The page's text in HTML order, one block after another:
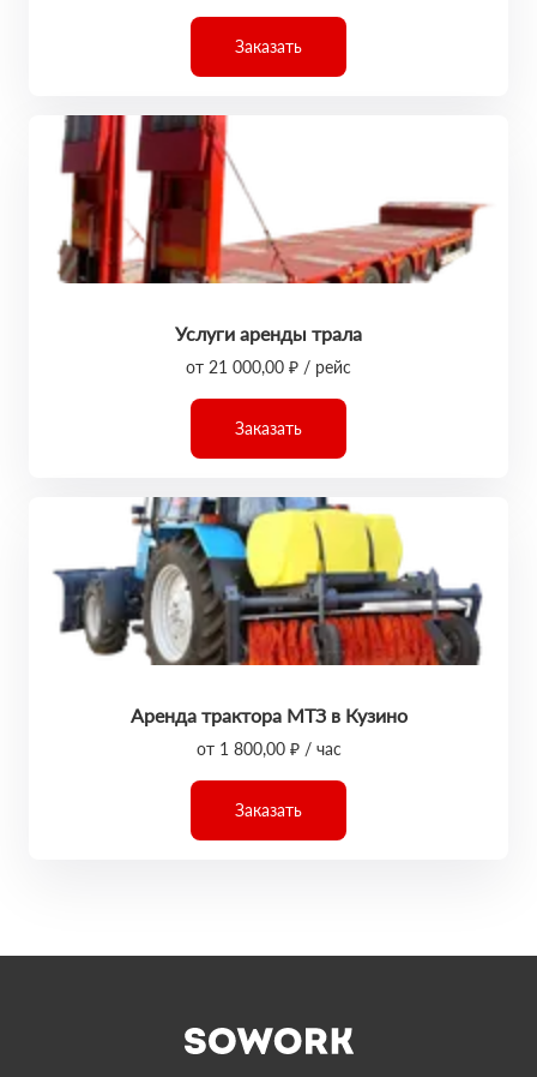
Заказать
Услуги аренды трала
от 21 000,00 ₽ / рейс
Заказать
Аренда трактора МТЗ в Кузино
от 1 800,00 ₽ / час
Заказать